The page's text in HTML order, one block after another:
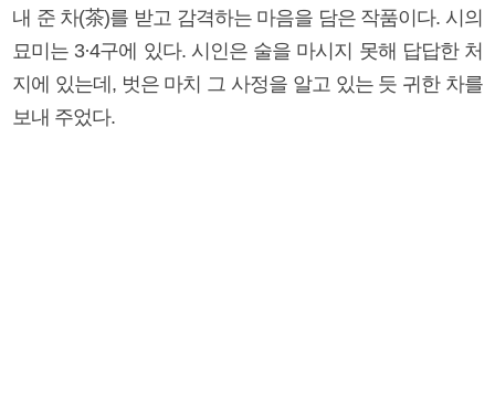
내 준 차(茶)를 받고 감격하는 마음을 담은 작품이다. 시의
묘미는 3·4구에 있다. 시인은 술을 마시지 못해 답답한 처
지에 있는데, 벗은 마치 그 사정을 알고 있는 듯 귀한 차를
보내 주었다.